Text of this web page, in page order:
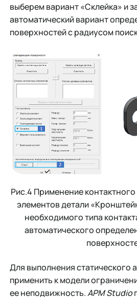
выберем вариант «Склейка» и
автоматический вариант
поверхностей с радиусом
Рис.4 Применение
элементов детали
необходимого типа
автоматического
Для выполнения статического
применить к модели
ее неподвижность.APM Studio